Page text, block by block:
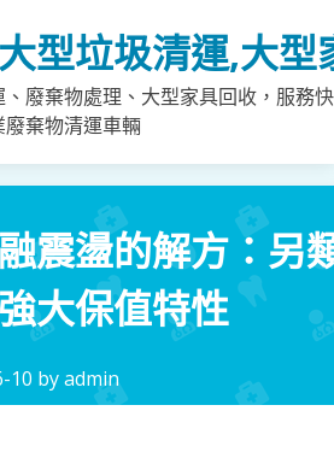
型垃圾清運,大
廢棄物處理、大型家具回收，服務
棄物清運車輛
震盪的解方：另
大保值特性
10 byadmin